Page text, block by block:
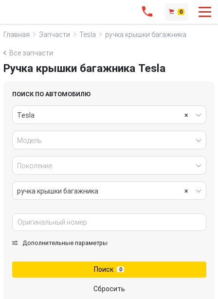
0
Главная Запчасти Tesla ручка крышки багажника
Все запчасти
Ручка крышки багажника Tesla
ПОИСК ПО АВТОМОБИЛЮ
×
Tesla
Модель
Поколение
×
ручка крышки багажника
Дополнительные параметры
Поиск 0
Сбросить